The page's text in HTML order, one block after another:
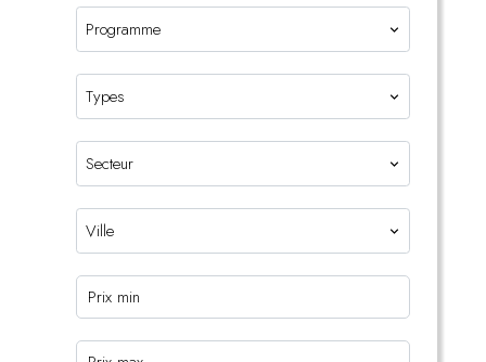
Programme
Types
Secteur
Ville